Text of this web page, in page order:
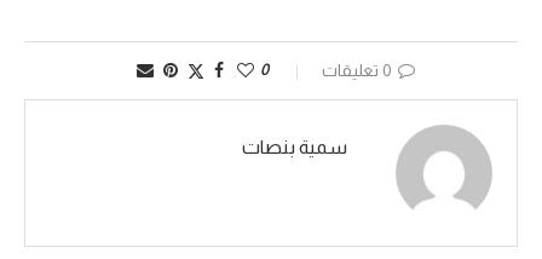
0 تعليقات 0
سمية بنصات